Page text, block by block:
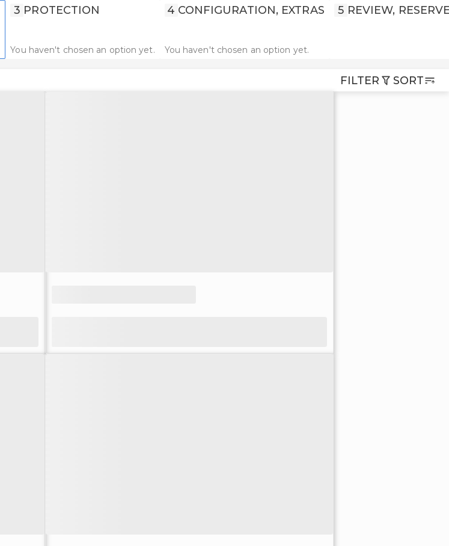
3 PROTECTION
You haven't chosen an option yet.
4 CONFIGURATION, EXTRAS
You haven't chosen an option yet.
5 REVIEW,
FILTER SORT